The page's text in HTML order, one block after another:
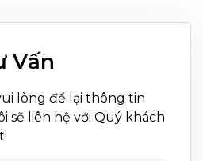
Vấn
lòng để lại thông tin
sẽ liên hệ với Quý khách